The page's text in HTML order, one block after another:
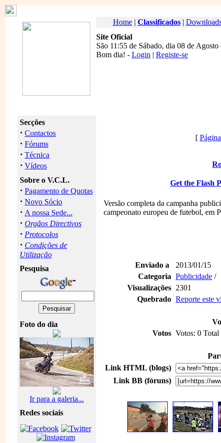
Home| Classificados|
Site Oficial
São 11:55 de Sábado, dia 08 de Agosto
Bom dia! - Login | Registe-se
Secções
· Contactos
· Fórums
· Técnica
· Vídeos
Sobre o V.C.L.
· Pagamento de Quotas
· Novo Sócio
· A nossa Sede...
· Orgãos Directivos
· Protocolos
· Condições de
Utilização
Pesquisa
Foto do dia
Ir para a galeria...
Redes sociais
[
Get the Flash
Versão completa da campanha
campeonato europeu de futebol, em
Enviado a
2013/01/15
Categoria Publicidade /
Visualizações 2301
Quebrado Reporte este
Votos Votos: 0 Total
Link HTML (blogs)
Link BB (fóruns)